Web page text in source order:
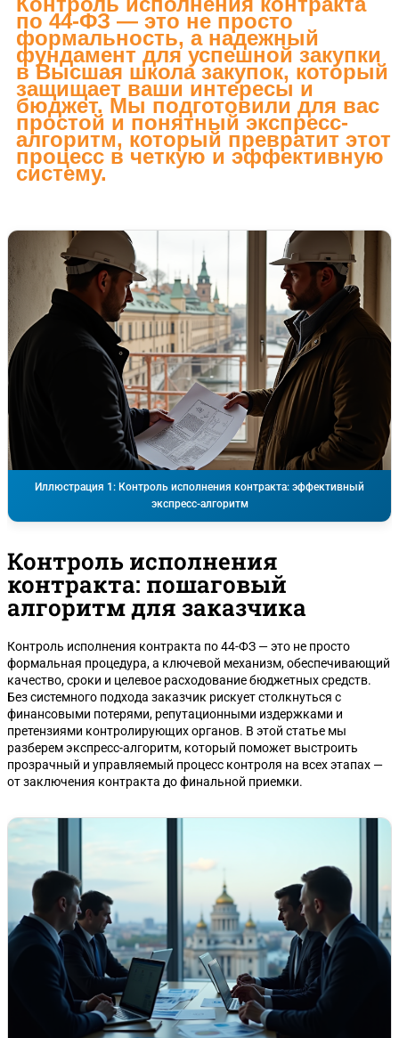
по 44-ФЗ — это не просто
формальность, а надежный
фундамент для успешной закупки
в Высшая школа закупок, который
защищает ваши интересы и
бюджет. Мы подготовили для вас
простой и понятный экспресс-
алгоритм, который превратит этот
процесс в четкую и эффективную
систему.
Иллюстрация 1: Контроль исполнения контракта: эффективный
экспресс-алгоритм
Контроль исполнения
контракта: пошаговый
алгоритм для заказчика
Контроль исполнения контракта по 44-ФЗ — это не просто
формальная процедура, а ключевой механизм, обеспечивающий
качество, сроки и целевое расходование бюджетных средств.
Без системного подхода заказчик рискует столкнуться с
финансовыми потерями, репутационными издержками и
претензиями контролирующих органов. В этой статье мы
разберем экспресс-алгоритм, который поможет выстроить
прозрачный и управляемый процесс контроля на всех этапах —
от заключения контракта до финальной приемки.